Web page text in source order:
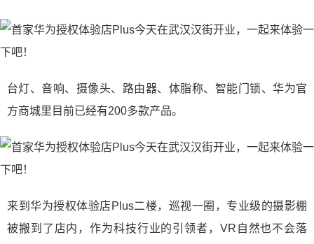
台灯、音响、摄像头、路由器、体脂称、智能门锁、华为官
方商城里目前已经有200多款产品。
来到华为授权体验店Plus二楼，巡视一圈，专业级的摄影棚
被搬到了店内，作为科技行业的引领者，VR自然也不会落